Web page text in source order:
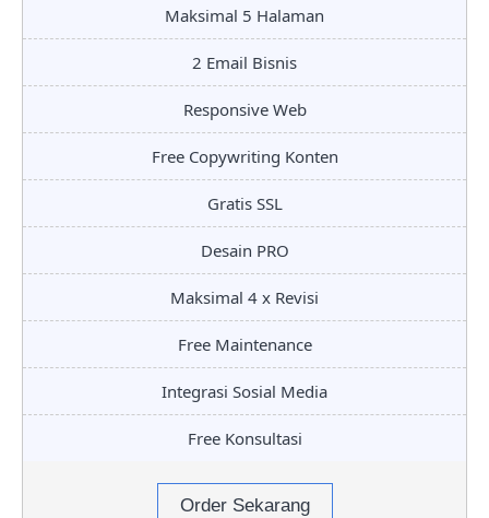
Maksimal 5 Halaman
2 Email Bisnis
Responsive Web
Free Copywriting Konten
Gratis SSL
Desain PRO
Maksimal 4 x Revisi
Free Maintenance
Integrasi Sosial Media
Free Konsultasi
Order Sekarang